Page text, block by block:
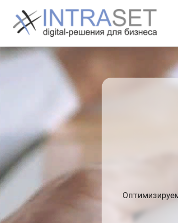
содержимому